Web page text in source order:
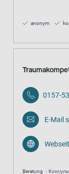
anonym
0157-
E-Mail
Beratung